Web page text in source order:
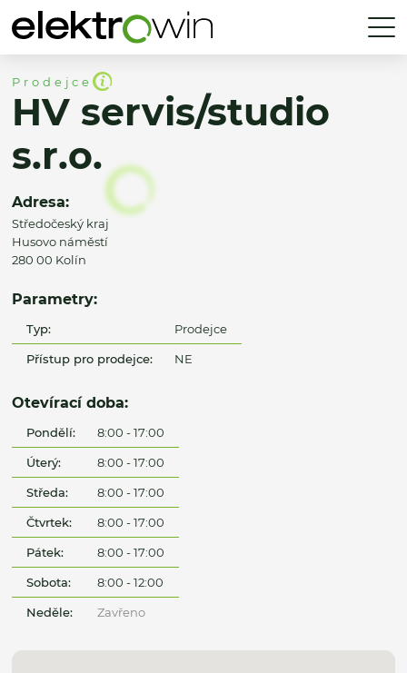
Prodejce
HV servis/studio
s.r.o.
Adresa:
Středočeský kraj
Husovo náměstí
280 00 Kolín
Parametry:
Typ: Prodejce
Přístup pro prodejce: NE
Otevírací doba:
Pondělí: 8:00 - 17:00
Úterý: 8:00 - 17:00
Středa: 8:00 - 17:00
Čtvrtek: 8:00 - 17:00
Pátek: 8:00 - 17:00
Sobota: 8:00 - 12:00
Neděle: Zavřeno